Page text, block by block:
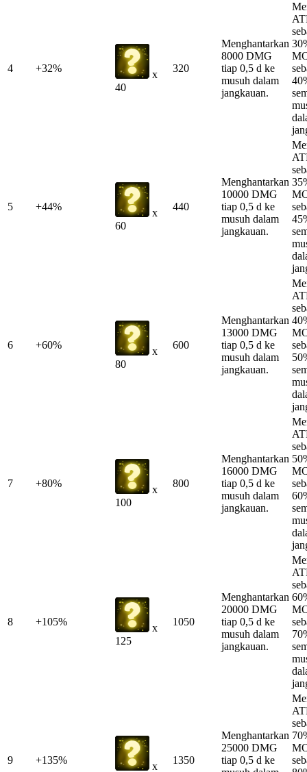
4 +32%
x
40
320
Menghantarkan
8000 DMG
tiap 0,5 d ke
musuh dalam
jangkauan.
5 +44%
x
60
440
Menghantarkan
10000 DMG
tiap 0,5 d ke
musuh dalam
jangkauan.
6 +60%
x
80
600
Menghantarkan
13000 DMG
tiap 0,5 d ke
musuh dalam
jangkauan.
7 +80%
x
100
800
Menghantarkan
16000 DMG
tiap 0,5 d ke
musuh dalam
jangkauan.
8 +105%
x
125
1050
Menghantarkan
20000 DMG
tiap 0,5 d ke
musuh dalam
jangkauan.
9 +135%
x
1350
Menghantarkan
25000 DMG
tiap 0,5 d ke